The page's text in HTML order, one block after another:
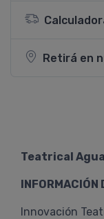
Retirá en
Teatrical
INFORMACIÓN
Innovación